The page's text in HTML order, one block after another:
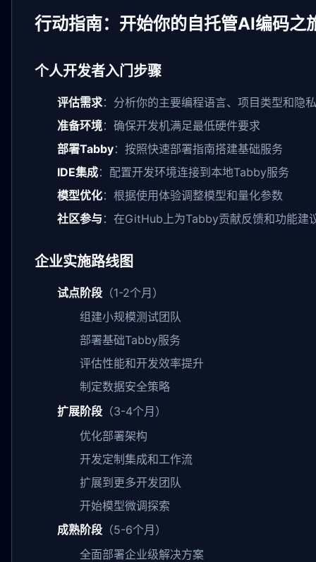
行动指南：开始你的自托管AI编码之
个人开发者入门步骤
评估需求：分析你的主要编程语言、项目类型和隐
准备环境：确保开发机满足最低硬件要求
部署Tabby：按照快速部署指南搭建基础服务
IDE集成：配置开发环境连接到本地Tabby服务
模型优化：根据使用体验调整模型和量化参数
社区参与 ：在GitHub上为Tabby贡献反馈和功能建
企业实施路线图
试点阶段 （1-2个月）
组建小规模测试团队
部署基础Tabby服务
评估性能和开发效率提升
制定数据安全策略
扩展阶段 （3-4个月）
优化部署架构
开发定制集成和工作流
扩展到更多开发团队
开始模型微调探索
成熟阶段 （5-6个月）
全面部署企业级解决方案